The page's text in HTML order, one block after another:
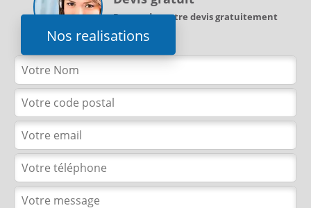
Nos realisations
Demandez votre devis gratuitement